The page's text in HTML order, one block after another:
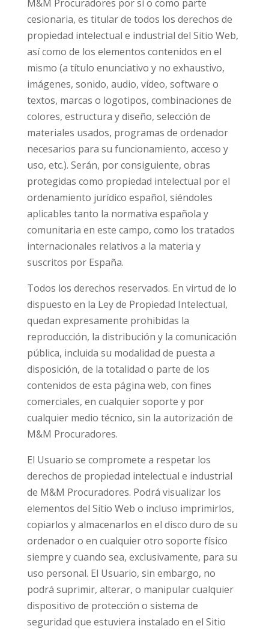
M&M Procuradores por sí o como parte
cesionaria, es titular de todos los derechos de
propiedad intelectual e industrial del Sitio Web,
así como de los elementos contenidos en el
mismo (a título enunciativo y no exhaustivo,
imágenes, sonido, audio, vídeo, software o
textos, marcas o logotipos, combinaciones de
colores, estructura y diseño, selección de
materiales usados, programas de ordenador
necesarios para su funcionamiento, acceso y
uso, etc.). Serán, por consiguiente, obras
protegidas como propiedad intelectual por el
ordenamiento jurídico español, siéndoles
aplicables tanto la normativa española y
comunitaria en este campo, como los tratados
internacionales relativos a la materia y
suscritos por España.
Todos los derechos reservados. En virtud de lo
dispuesto en la Ley de Propiedad Intelectual,
quedan expresamente prohibidas la
reproducción, la distribución y la comunicación
pública, incluida su modalidad de puesta a
disposición, de la totalidad o parte de los
contenidos de esta página web, con fines
comerciales, en cualquier soporte y por
cualquier medio técnico, sin la autorización de
M&M Procuradores.
El Usuario se compromete a respetar los
derechos de propiedad intelectual e industrial
de M&M Procuradores. Podrá visualizar los
elementos del Sitio Web o incluso imprimirlos,
copiarlos y almacenarlos en el disco duro de su
ordenador o en cualquier otro soporte físico
siempre y cuando sea, exclusivamente, para su
uso personal. El Usuario, sin embargo, no
podrá suprimir, alterar, o manipular cualquier
dispositivo de protección o sistema de
seguridad que estuviera instalado en el Sitio